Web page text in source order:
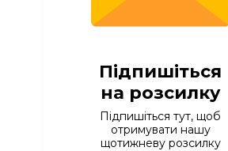
Підпишіться
на розсилку
Підпишіться тут, щоб
отримувати нашу
щотижневу розсилку